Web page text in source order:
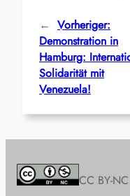
← Vorheriger:
Demonstration in
Hamburg:
Solidarität mit
Venezuela!
CC BY-